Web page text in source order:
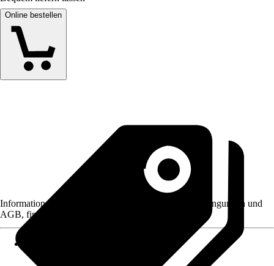
Online bestellen
Informationen des Verkäufers, wie z. B. Rückgabebedingungen und
AGB, finden Sie bei Klick auf den Verkäufernamen.